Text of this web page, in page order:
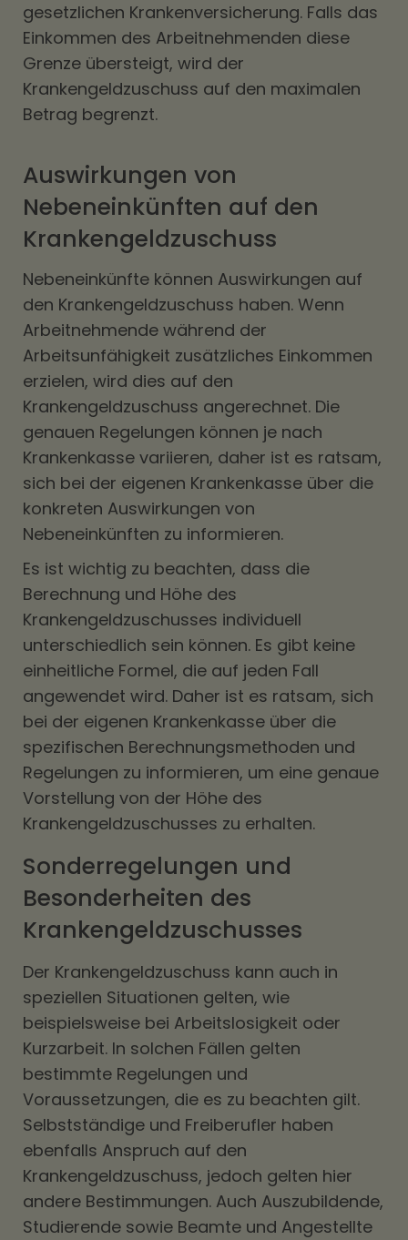
gesetzlichen Krankenversicherung. Falls das
Einkommen des Arbeitnehmenden diese
Grenze übersteigt, wird der
Krankengeldzuschuss auf den maximalen
Betrag begrenzt.
Auswirkungen von
Nebeneinkünften auf den
Krankengeldzuschuss
Nebeneinkünfte können Auswirkungen auf
den Krankengeldzuschuss haben. Wenn
Arbeitnehmende während der
Arbeitsunfähigkeit zusätzliches Einkommen
erzielen, wird dies auf den
Krankengeldzuschuss angerechnet. Die
genauen Regelungen können je nach
Krankenkasse variieren, daher ist es ratsam,
sich bei der eigenen Krankenkasse über die
konkreten Auswirkungen von
Nebeneinkünften zu informieren.
Es ist wichtig zu beachten, dass die
Berechnung und Höhe des
Krankengeldzuschusses individuell
unterschiedlich sein können. Es gibt keine
einheitliche Formel, die auf jeden Fall
angewendet wird. Daher ist es ratsam, sich
bei der eigenen Krankenkasse über die
spezifischen Berechnungsmethoden und
Regelungen zu informieren, um eine genaue
Vorstellung von der Höhe des
Krankengeldzuschusses zu erhalten.
Sonderregelungen und
Besonderheiten des
Krankengeldzuschusses
Der Krankengeldzuschuss kann auch in
speziellen Situationen gelten, wie
beispielsweise bei Arbeitslosigkeit oder
Kurzarbeit. In solchen Fällen gelten
bestimmte Regelungen und
Voraussetzungen, die es zu beachten gilt.
Selbstständige und Freiberufler haben
ebenfalls Anspruch auf den
Krankengeldzuschuss, jedoch gelten hier
andere Bestimmungen. Auch Auszubildende,
Studierende sowie Beamte und Angestellte